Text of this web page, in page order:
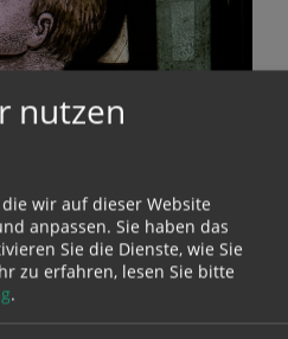
nutzen
wir auf dieser Website
anpassen. Sie haben das
Sie die Dienste, wie Sie
zu erfahren, lesen Sie bitte
.